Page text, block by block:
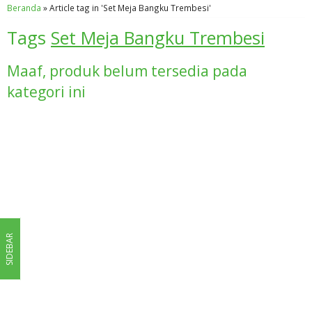
Beranda »Article tag in 'Set Meja Bangku Trembesi'
Tags Set Meja Bangku Trembesi
Maaf, produk belum tersedia pada
kategori ini
SIDEBAR